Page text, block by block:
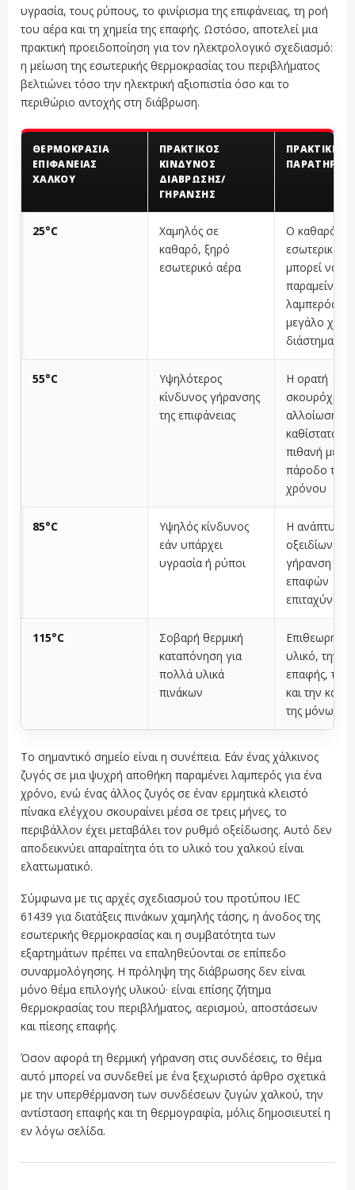
υγρασία, τους ρύπους, το φινίρισμα της επιφάνειας, τη ροή
του αέρα και τη χημεία της επαφής. Ωστόσο, αποτελεί μια
πρακτική προειδοποίηση για τον ηλεκτρολογικό σχεδιασμό:
η μείωση της εσωτερικής θερμοκρασίας του περιβλήματος
βελτιώνει τόσο την ηλεκτρική αξιοπιστία όσο και το
περιθώριο αντοχής στη διάβρωση.
ΘΕΡΜΟΚΡΑΣΊΑ
ΕΠΙΦΆΝΕΙΑΣ
ΧΑΛΚΟΎ
ΠΡΑΚΤΙΚΌΣ
ΚΊΝΔΥΝΟΣ
ΔΙΆΒΡΩΣΗΣ/
ΓΉΡΑΝΣΗΣ
ΠΡΑΚΤΙΚΉ
25°C
Χαμηλός σε
καθαρό, ξηρό
εσωτερικό αέρα
Ο καθαρός
εσωτερικός
μπορεί να
παραμείνει
λαμπερός για
μεγάλο
διάστημα
55°C
Υψηλότερος
κίνδυνος γήρανσης
της επιφάνειας
Η ορατή
αλλοίωση
καθίσταται
πιθανή με
πάροδο του
χρόνου
85°C
Υψηλός κίνδυνος
εάν υπάρχει
υγρασία ή ρύποι
Η ανάπτυξη
οξειδίων και
γήρανση των
επαφών
115°C
Σοβαρή θερμική
καταπόνηση για
πολλά υλικά
πινάκων
υλικό, την
επαφής, το
και την
της μόνωσης
Το σημαντικό σημείο είναι η συνέπεια. Εάν ένας χάλκινος
ζυγός σε μια ψυχρή αποθήκη παραμένει λαμπερός για ένα
χρόνο, ενώ ένας άλλος ζυγός σε έναν ερμητικά κλειστό
πίνακα ελέγχου σκουραίνει μέσα σε τρεις μήνες, το
περιβάλλον έχει μεταβάλει τον ρυθμό οξείδωσης. Αυτό δεν
αποδεικνύει απαραίτητα ότι το υλικό του χαλκού είναι
ελαττωματικό.
Σύμφωνα με τις αρχές σχεδιασμού του προτύπου IEC
61439 για διατάξεις πινάκων χαμηλής τάσης, η άνοδος της
εσωτερικής θερμοκρασίας και η συμβατότητα των
εξαρτημάτων πρέπει να επαληθεύονται σε επίπεδο
συναρμολόγησης. Η πρόληψη της διάβρωσης δεν είναι
μόνο θέμα επιλογής υλικού· είναι επίσης ζήτημα
θερμοκρασίας του περιβλήματος, αερισμού, αποστάσεων
και πίεσης επαφής.
Όσον αφορά τη θερμική γήρανση στις συνδέσεις, το θέμα
αυτό μπορεί να συνδεθεί με ένα ξεχωριστό άρθρο σχετικά
με την υπερθέρμανση των συνδέσεων ζυγών χαλκού, την
αντίσταση επαφής και τη θερμογραφία, μόλις δημοσιευτεί η
εν λόγω σελίδα.